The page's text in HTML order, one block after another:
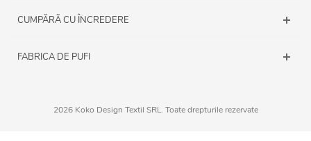
CUMPĂRĂ CU ÎNCREDERE
FABRICA DE PUFI
2026 Koko Design Textil SRL. Toate drepturile rezervate